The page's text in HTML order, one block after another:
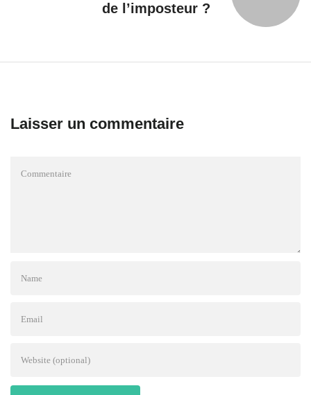
de l’imposteur ?
Laisser un commentaire